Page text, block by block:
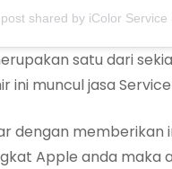
shared by iColor Service
satu dari
ini muncul jasa
dengan memberikan
Apple anda maka